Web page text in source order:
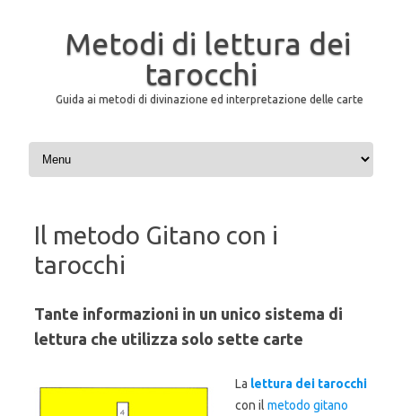
Metodi di lettura dei
tarocchi
Guida ai metodi di divinazione ed interpretazione delle carte
Skip to content
Il metodo Gitano con i
tarocchi
Tante informazioni in un unico sistema di
lettura che utilizza solo sette carte
La lettura dei tarocchi
con il metodo gitano